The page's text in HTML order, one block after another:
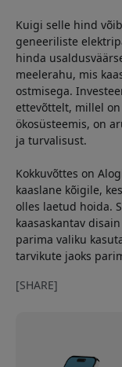
Kuigi selle hind
geneeriliste
hinda
meelerahu, mis
ostmisega.
ettevõttelt, millel
ökosüsteemis, on
ja turvalisust.
Kokkuvõttes on
kaaslane kõigile,
olles laetud hoida.
kaasaskantav
parima valiku
tarvikute jaoks
[SHARE]